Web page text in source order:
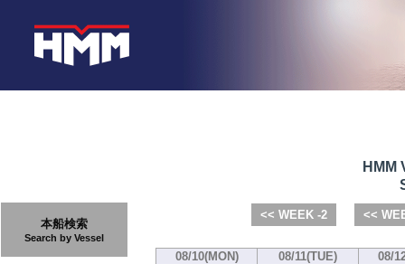
本船検索
Search by Vessel
HMM
<< WEEK -2 <<
08/10(MON) 08/11(TUE) 08/